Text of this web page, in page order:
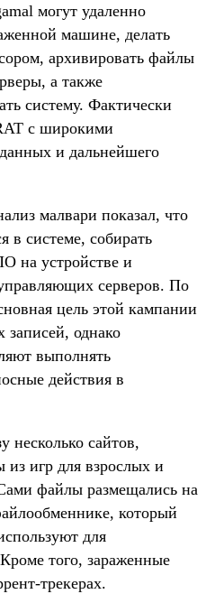
могут удаленно
машине, делать
архивировать файлы
а также
систему. Фактически
с широкими
и дальнейшего
малвари показал, что
в системе, собирать
на устройстве и
серверов. По
цель этой кампании
однако
выполнять
действия в
несколько сайтов,
игр для взрослых и
файлы размещались на
который
для
того, зараженные
трекерах.